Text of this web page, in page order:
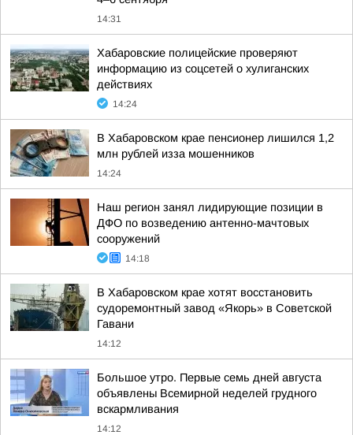
14:31
Хабаровские полицейские проверяют
информацию из соцсетей о хулиганских
действиях
14:24
В Хабаровском крае пенсионер лишился 1,2
млн рублей изза мошенников
14:24
Наш регион занял лидирующие позиции в
ДФО по возведению антенно-мачтовых
сооружений
14:18
В Хабаровском крае хотят восстановить
судоремонтный завод «Якорь» в Советской
Гавани
14:12
Большое утро. Первые семь дней августа
объявлены Всемирной неделей грудного
вскармливания
14:12